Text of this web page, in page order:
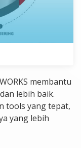
membantu
lebih baik.
tools yang tepat,
yang lebih